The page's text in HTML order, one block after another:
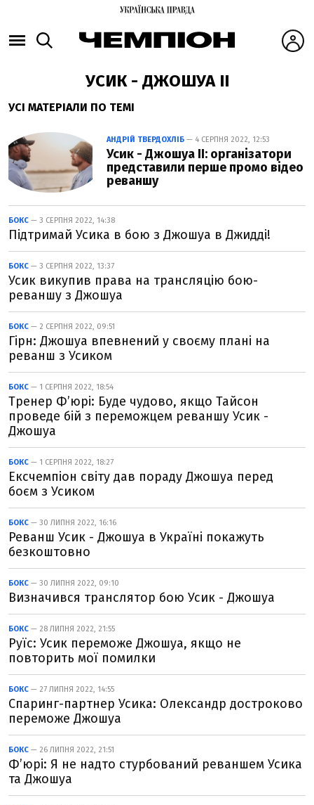
УСИК - ДЖОШУА II
УСІ МАТЕРІАЛИ ПО ТЕМІ
АНДРІЙ ТВЕРДОХЛІБ — 4 СЕРПНЯ 2022, 12:53
Усик - Джошуа II: організатори
представили перше промо відео
реваншу
БОКС — 3 СЕРПНЯ 2022, 14:38
Підтримай Усика в бою з Джошуа в Джидді!
БОКС — 3 СЕРПНЯ 2022, 13:37
Усик викупив права на трансляцію бою-
реваншу з Джошуа
БОКС — 2 СЕРПНЯ 2022, 09:51
Гірн: Джошуа впевнений у своєму плані на
реванш з Усиком
БОКС — 1 СЕРПНЯ 2022, 18:54
Тренер Ф’юрі: Буде чудово, якщо Тайсон
проведе бій з переможцем реваншу Усик -
Джошуа
БОКС — 1 СЕРПНЯ 2022, 18:27
Ексчемпіон світу дав пораду Джошуа перед
боєм з Усиком
БОКС — 30 ЛИПНЯ 2022, 16:16
Реванш Усик - Джошуа в Україні покажуть
безкоштовно
БОКС — 30 ЛИПНЯ 2022, 09:10
Визначився транслятор бою Усик - Джошуа
БОКС — 28 ЛИПНЯ 2022, 21:55
Руїс: Усик переможе Джошуа, якщо не
повторить мої помилки
БОКС — 27 ЛИПНЯ 2022, 14:55
Спаринг-партнер Усика: Олександр достроково
переможе Джошуа
БОКС — 26 ЛИПНЯ 2022, 21:51
Ф’юрі: Я не надто стурбований реваншем Усика
та Джошуа